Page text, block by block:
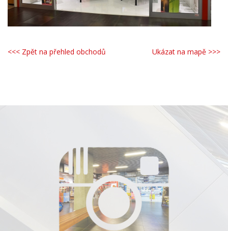
<<< Zpět na přehled obchodů Ukázat na mapě >>>